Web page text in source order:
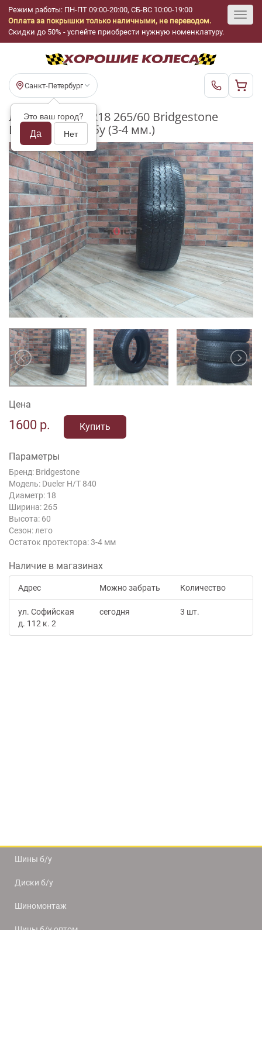
Режим работы: ПН-ПТ 09:00-20:00, СБ-ВС 10:00-19:00
Оплата за покрышки только наличными, не переводом.
Скидки до 50% - успейте приобрести нужную номенклатуру.
Санкт-Петербург
Это ваш город?
Да Нет
Летние шины R18 265/60 Bridgestone
Dueler H/T 840 бу (3-4 мм.)
Цена
1600 р. Купить
Параметры
Бренд: Bridgestone
Модель: Dueler H/T 840
Диаметр: 18
Ширина: 265
Высота: 60
Сезон: лето
Остаток протектора: 3-4 мм
Наличие в магазинах
Адрес Можно забрать Количество
ул. Софийская
д. 112 к. 2
сегодня 3 шт.
Шины б/у
Диски б/у
Шиномонтаж
Шины б/у оптом